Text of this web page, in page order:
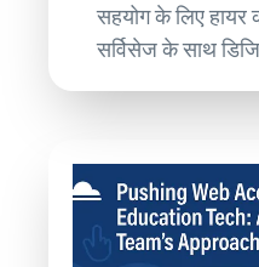
सहयोग के लिए
सर्विसेज के साथ